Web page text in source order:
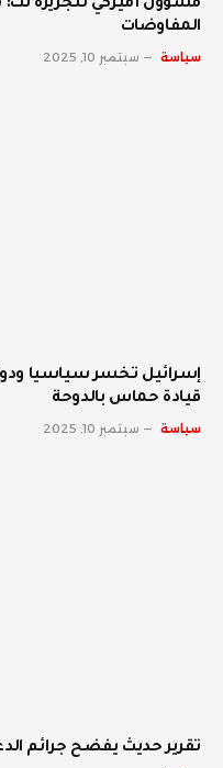
مسؤول أميركي للجزيرة نت:
المفاوضات
سياسة سبتمبر 10, 2025
إسرائيل تخسر سياسيا
قيادة حماس بالدوحة
سياسة سبتمبر 10, 2025
تقرير حديث يفضح جرائم